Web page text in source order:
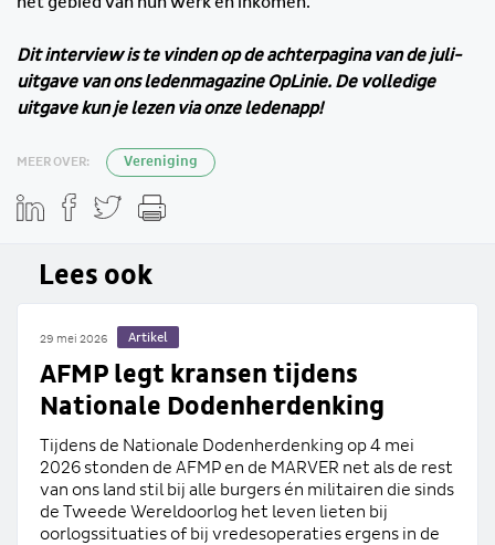
Dit interview is te vinden op de achterpagina van de juli-
uitgave van ons ledenmagazine OpLinie. De volledige
uitgave kun je lezen via onze ledenapp!
MEER OVER: Vereniging
Lees ook
29 mei 2026 Artikel
AFMP legt kransen tijdens
Nationale Dodenherdenking
Tijdens de Nationale Dodenherdenking op 4 mei
2026 stonden de AFMP en de MARVER net als de rest
van ons land stil bij alle burgers én militairen die sinds
de Tweede Wereldoorlog het leven lieten bij
oorlogssituaties of bij vredesoperaties ergens in de